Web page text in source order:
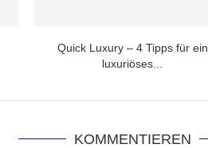
Quick Luxury – 4 Tipps für ein
luxuriöses...
KOMMENTIEREN